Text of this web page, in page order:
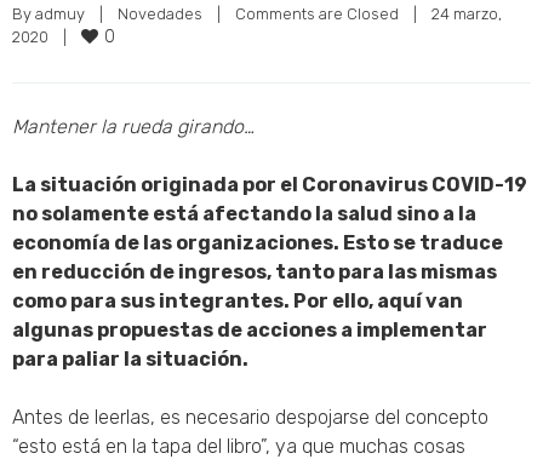
By admuy Novedades Comments are Closed
24 marzo,
2020
0
Mantener la rueda girando…
La situación originada por el Coronavirus COVID-19
no solamente está afectando la salud sino a la
economía de las organizaciones. Esto se traduce
en reducción de ingresos, tanto para las mismas
como para sus integrantes. Por ello, aquí van
algunas propuestas de acciones a implementar
para paliar la situación.
Antes de leerlas, es necesario despojarse del concepto
“esto está en la tapa del libro”, ya que muchas cosas